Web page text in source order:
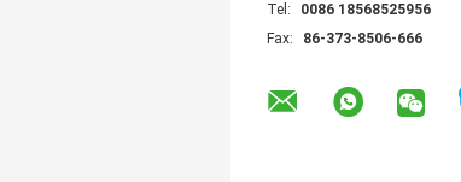
Tel:
0086 18568525956
Fax:
86-373-8506-666